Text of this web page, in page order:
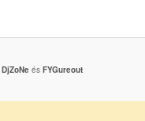
DjZoNeés FYGureout